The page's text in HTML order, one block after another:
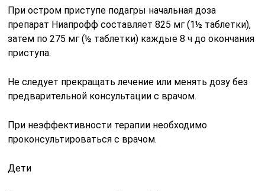
При остром приступе подагры начальная доза
препарат Ниапрофф составляет 825 мг (1½ таблетки),
затем по 275 мг (½ таблетки) каждые 8 ч до окончания
приступа.
Не следует прекращать лечение или менять дозу без
предварительной консультации с врачом.
При неэффективности терапии необходимо
проконсультироваться с врачом.
Дети